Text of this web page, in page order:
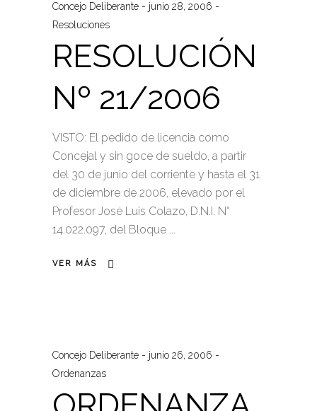
Concejo Deliberante
junio 28, 2006
Resoluciones
RESOLUCIÓN
Nº 21/2006
VISTO: El pedido de licencia como
Concejal y sin goce de sueldo, a partir
del 30 de junio del corriente y hasta el 31
de diciembre de 2006, elevado por el
Profesor José Luis Colazo, D.N.I. N°
14.022.097, del Bloque
VER MÁS
Concejo Deliberante
junio 26, 2006
Ordenanzas